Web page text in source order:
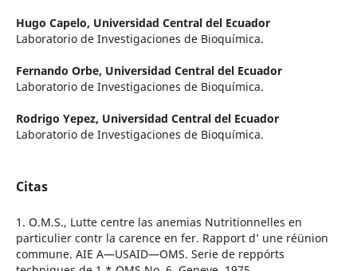
Hugo Capelo, Universidad Central del Ecuador
Laboratorio de Investigaciones de Bioquímica.
Fernando Orbe, Universidad Central del Ecuador
Laboratorio de Investigaciones de Bioquímica.
Rodrigo Yepez, Universidad Central del Ecuador
Laboratorio de Investigaciones de Bioquímica.
Citas
1. O.M.S., Lutte centre las anemias Nutritionnelles en
particulier contr la carence en fer. Rapport d’ une réünion
commune. AIE A—USAID—OMS. Serie de reppórts